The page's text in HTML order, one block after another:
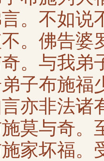
。不如说
。佛告婆
。与我弟
子布施福
亦非法诸
莫与奇。
家坏福。